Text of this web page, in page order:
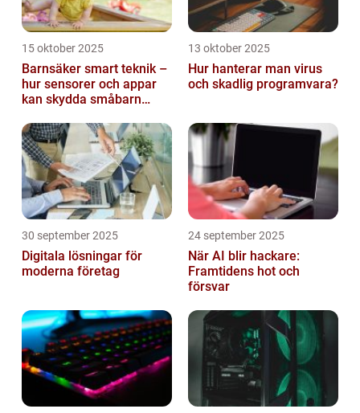
15 oktober 2025
Barnsäker smart teknik –
hur sensorer och appar
kan skydda småbarn
13 oktober 2025
Hur hanterar man virus
och skadlig programvara?
30 september 2025
Digitala lösningar för
moderna företag
24 september 2025
När AI blir hackare:
Framtidens hot och
försvar